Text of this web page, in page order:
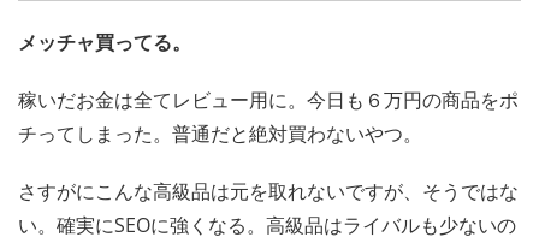
メッチャ買ってる。
稼いだお金は全てレビュー用に。今日も６万円の商品をポ
チってしまった。普通だと絶対買わないやつ。
さすがにこんな高級品は元を取れないですが、そうではな
い。確実にSEOに強くなる。高級品はライバルも少ないの